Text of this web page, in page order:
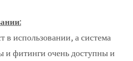
в использовании, а система
и фитинги очень доступны и